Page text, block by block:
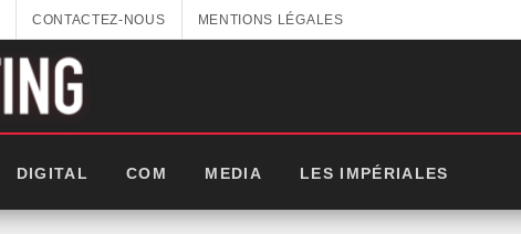
CONTACTEZ-NOUS MENTIONS LÉGALES
DIGITAL COM MEDIA LES IMPÉRIALES